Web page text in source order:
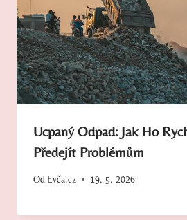
Ucpaný Odpad: Jak Ho
Předejít Problémům
Od Evča.cz 19. 5. 2026